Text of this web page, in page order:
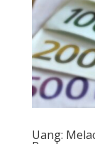
Uang: